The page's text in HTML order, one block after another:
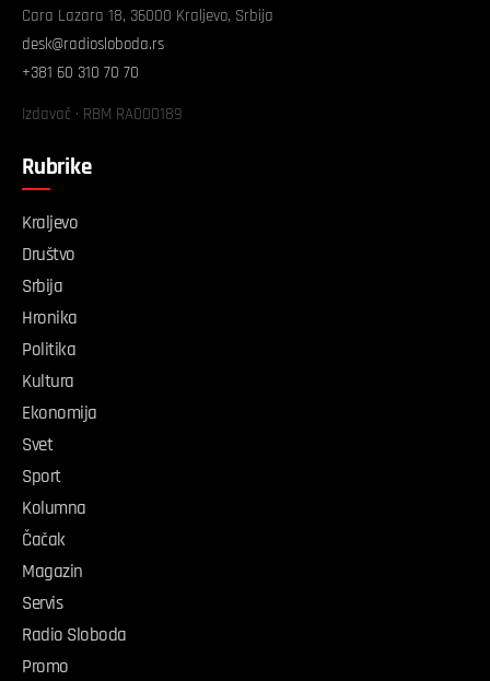
Cara Lazara 18, 36000 Kraljevo, Srbija
desk@radiosloboda.rs
+381 60 310 70 70
Izdavač · RBM RA000189
Rubrike
Kraljevo
Društvo
Srbija
Hronika
Politika
Kultura
Ekonomija
Svet
Sport
Kolumna
Čačak
Magazin
Servis
Radio Sloboda
Promo